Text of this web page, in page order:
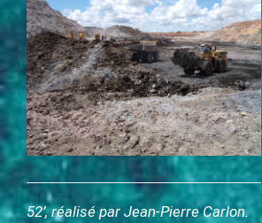
a
l
52’, réalisé par Jean-Pierre Carlon.